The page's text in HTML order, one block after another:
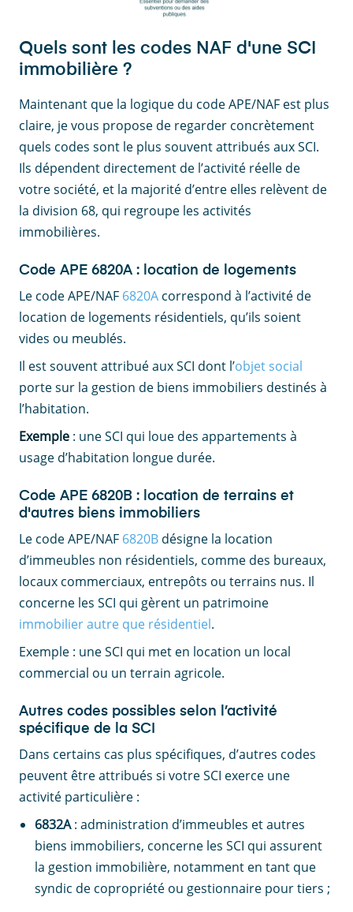
Quels sont les codes NAF d'une SCI
immobilière ?
Maintenant que la logique du code APE/NAF est plus
claire, je vous propose de regarder concrètement
quels codes sont le plus souvent attribués aux SCI.
Ils dépendent directement de l’activité réelle de
votre société, et la majorité d’entre elles relèvent de
la division 68, qui regroupe les activités
immobilières.
Code APE 6820A : location de logements
Le code APE/NAF 6820A correspond à l’activité de
location de logements résidentiels, qu’ils soient
vides ou meublés.
Il est souvent attribué aux SCI dont l’objet social
porte sur la gestion de biens immobiliers destinés à
l’habitation.
Exemple : une SCI qui loue des appartements à
usage d’habitation longue durée.
Code APE 6820B : location de terrains et
d'autres biens immobiliers
Le code APE/NAF 6820B désigne la location
d’immeubles non résidentiels, comme des bureaux,
locaux commerciaux, entrepôts ou terrains nus. Il
concerne les SCI qui gèrent un patrimoine
immobilier autre que résidentiel.
Exemple : une SCI qui met en location un local
commercial ou un terrain agricole.
Autres codes possibles selon l’activité
spécifique de la SCI
Dans certains cas plus spécifiques, d’autres codes
peuvent être attribués si votre SCI exerce une
activité particulière :
6832A: administration d’immeubles et autres
biens immobiliers, concerne les SCI qui assurent
la gestion immobilière, notamment en tant que
syndic de copropriété ou gestionnaire pour tiers ;